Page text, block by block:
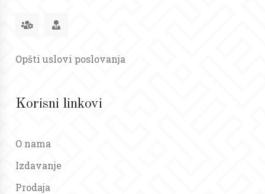
Opšti uslovi poslovanja
Korisni linkovi
O nama
Izdavanje
Prodaja